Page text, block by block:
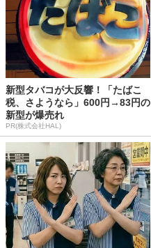
新型タバコが大反響！「たばこ
税、さようなら」600円→83円の
新型が爆売れ
PR(株式会社HAL)